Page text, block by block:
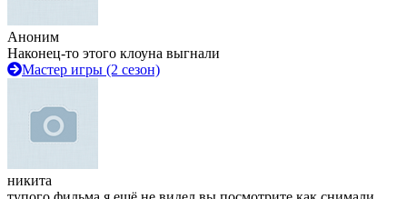
Аноним
Наконец-то этого клоуна выгнали
Мастер игры (2 сезон)
никита